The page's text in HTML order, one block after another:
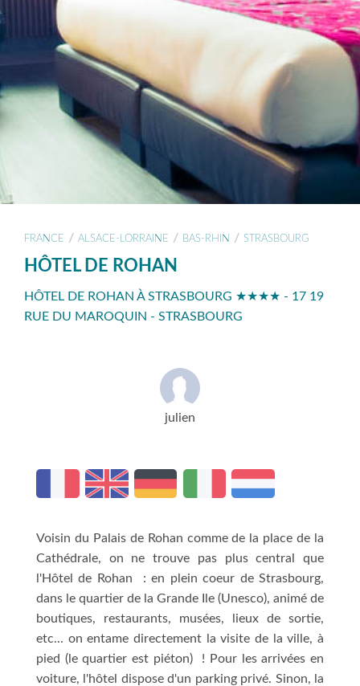
FRANCE / ALSACE-LORRAINE / BAS-RHIN / STRASBOURG
HÔTEL DE ROHAN
HÔTEL DE ROHAN À STRASBOURG ★★★★ - 17 19
RUE DU MAROQUIN - STRASBOURG
julien
Voisin du Palais de Rohan comme de la place de la
Cathédrale, on ne trouve pas plus central que
l'Hôtel de Rohan : en plein coeur de Strasbourg,
dans le quartier de la Grande Ile (Unesco), animé de
boutiques, restaurants, musées, lieux de sortie,
etc... on entame directement la visite de la ville, à
pied (le quartier est piéton) ! Pour les arrivées en
voiture, l'hôtel dispose d'un parking privé. Sinon, la